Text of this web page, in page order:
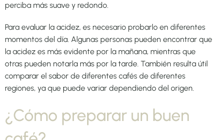
perciba más suave y redondo.
Para evaluar la acidez, es necesario probarlo en diferentes
momentos del día. Algunas personas pueden encontrar que
la acidez es más evidente por la mañana, mientras que
otras pueden notarla más por la tarde. También resulta útil
comparar el sabor de diferentes cafés de diferentes
regiones, ya que puede variar dependiendo del origen.
¿Cómo preparar un buen